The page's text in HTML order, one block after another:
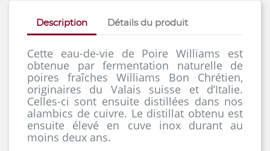
Description Détails du produit
Cette eau-de-vie de Poire Williams est
obtenue par fermentation naturelle de
poires fraîches Williams Bon Chrétien,
originaires du Valais suisse et d’Italie.
Celles-ci sont ensuite distillées dans nos
alambics de cuivre. Le distillat obtenu est
ensuite élevé en cuve inox durant au
moins deux ans.